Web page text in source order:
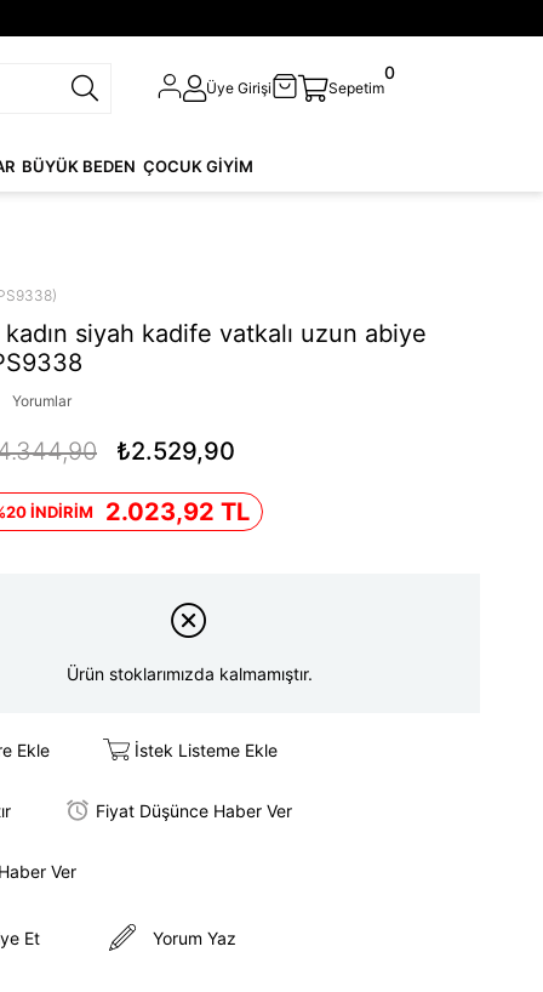
Üye Girişi Sepetim
0
BÜYÜK BEDEN ÇOCUK GİYİM
siyah kadife vatkalı uzun abiye
Yorumlar
₺2.529,90
İNDİRİM 2.023,92 TL
Ürün stoklarımızda kalmamıştır.
Ekle İstek Listeme Ekle
Fiyat Düşünce Haber Ver
Ver
Et Yorum Yaz